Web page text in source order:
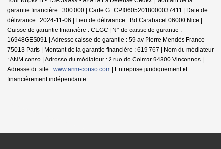
garantie financière : 300 000 | Carte G : CPI06052018000037411 | Date de
délivrance : 2024-11-06 | Lieu de délivrance : Bd Carabacel 06000 Nice |
Caisse de garantie financière : CEGC | N° de caisse de garantie :
16948GES091 | Adresse caisse de garantie : 59 av Pierre Mendès France -
75013 Paris | Montant de la garantie financière : 619 767 | Nom du médiateur
: ANM conso | Adresse du médiateur : 2 rue de Colmar 94300 Vincennes |
Adresse du site : www.anm-conso.com | Entreprise juridiquement et
financièrement indépendante